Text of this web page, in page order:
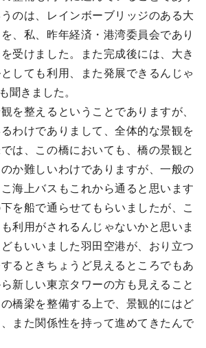
のは、レインボーブリッジのある大
、私、昨年経済・港湾委員会であり
受けました。また完成後には、大き
しても利用、また発展できるんじゃ
聞きました。
を整えるということでありますが、
わけでありまして、全体的な景観を
は、この橋においても、橋の景観と
か難しいわけでありますが、一般の
海上バスもこれから通ると思います
を船で通らせてもらいましたが、こ
利用がされるんじゃないかと思いま
もいいました羽田空港が、おり立つ
るときちょうど見えるところでもあ
新しい東京タワーの方も見えること
橋梁を整備する上で、景観的にはど
また関係性を持って進めてきたんで